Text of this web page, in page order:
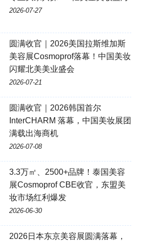
2026-07-27
圆满收官｜2026美国拉斯维加斯
美容展Cosmoprof落幕！中国美妆
闪耀北美美业盛会
2026-07-21
圆满收官｜2026韩国首尔
InterCHARM 落幕，中国美妆展团
满载出海商机
2026-07-08
3.3万㎡、2500+品牌！泰国美容
展Cosmoprof CBE收官，东盟美
妆市场红利爆发
2026-06-30
2026日本东京美容展圆满落幕，